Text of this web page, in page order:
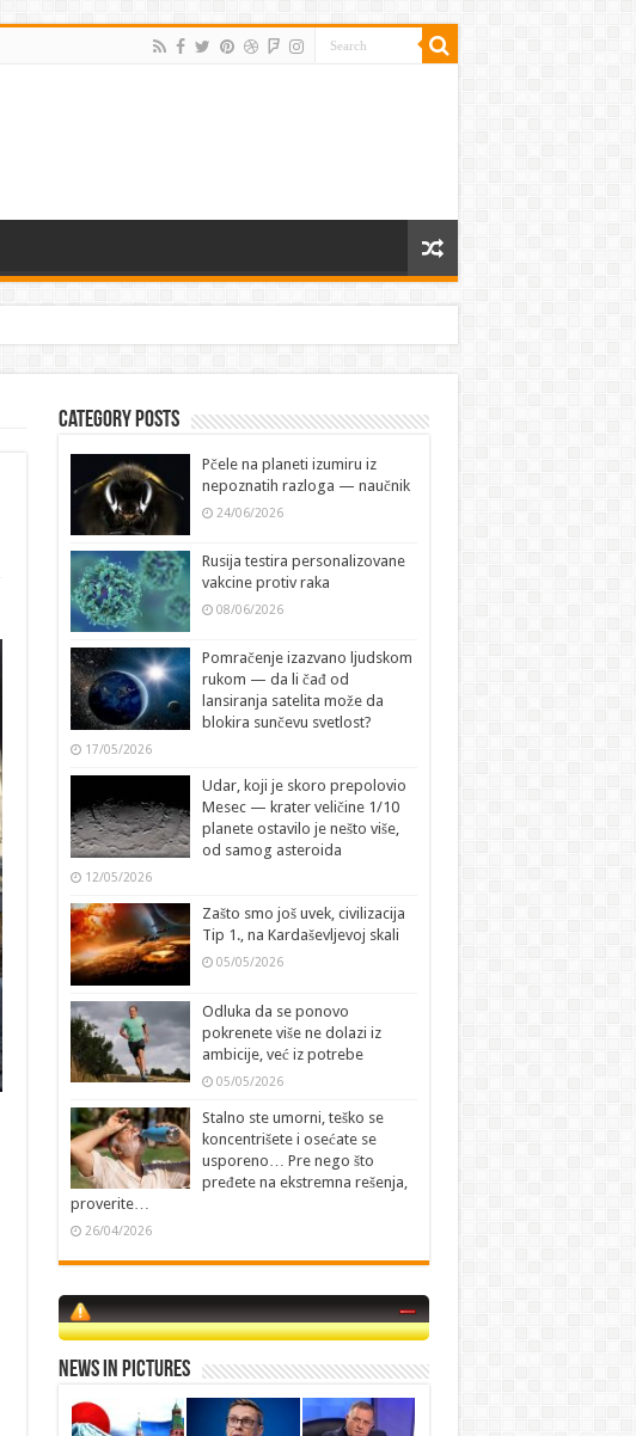
Category Posts
Pčele na planeti izumiru iz
nepoznatih razloga — naučnik
24/06/2026
Rusija testira personalizovane
vakcine protiv raka
08/06/2026
Pomračenje izazvano ljudskom
rukom — da li čađ od
lansiranja satelita može da
blokira sunčevu svetlost?
17/05/2026
Udar, koji je skoro prepolovio
Mesec — krater veličine 1/10
planete ostavilo je nešto više,
od samog asteroida
12/05/2026
Zašto smo još uvek, civilizacija
Tip 1., na Kardaševljevoj skali
05/05/2026
Odluka da se ponovo
pokrenete više ne dolazi iz
ambicije, već iz potrebe
05/05/2026
Stalno ste umorni, teško se
koncentrišete i osećate se
usporeno… Pre nego što
pređete na ekstremna rešenja,
proverite…
26/04/2026
News in Pictures